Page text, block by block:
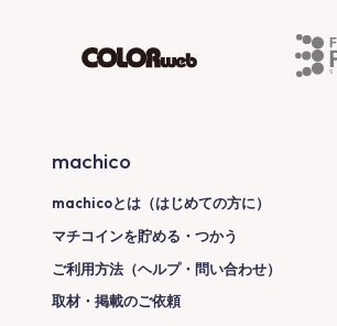
machico
machicoとは（はじめての方に）
マチコインを貯める・つかう
ご利用方法（ヘルプ・問い合わせ）
取材・掲載のご依頼